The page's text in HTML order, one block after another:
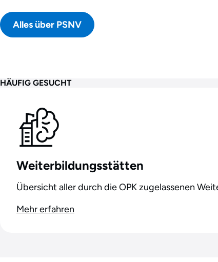
Alles über PSNV
HÄUFIG GESUCHT
Weiterbildungsstätten
Übersicht aller durch die OPK zugelassenen
Mehr erfahren